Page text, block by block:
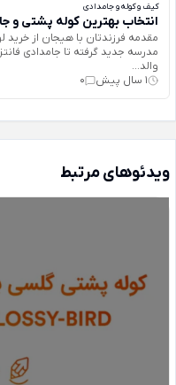
کیف و کوله و جامدادی
انتخاب بهترین کوله پشتی و
مقدمه فرزندتان با هیجان از
مدرسه جدید گرفته تا جامدادی
والد...
1 سال پیش
0
ویدئوهای مرتبط